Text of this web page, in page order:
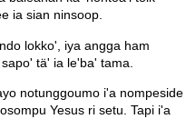
ia sian ninsoop.
lokko', iya angga ham
tä' ia le'ba' tama.
notunggoumo i'a nompeside
Yesus ri setu. Tapi i'a